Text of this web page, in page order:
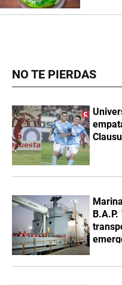
NO TE PIERDAS